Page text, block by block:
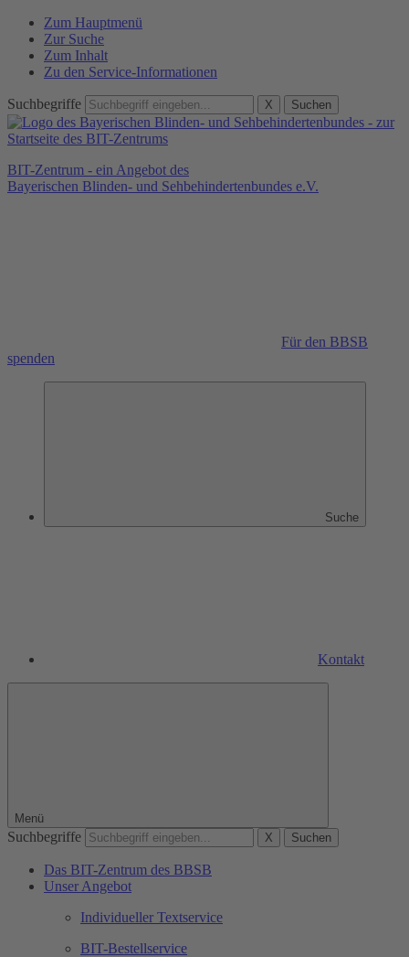
Zum Hauptmenü
Zur Suche
Zum Inhalt
Zu den Service-Informationen
Suchbegriffe X Suchen
BIT-Zentrum - ein Angebot des
Bayerischen Blinden- und Sehbehindertenbundes e.V.
Für den BBSB
spenden
Suche
Kontakt
Menü
Suchbegriffe X Suchen
Das BIT-Zentrum des BBSB
Unser Angebot
Individueller Textservice
BIT-Bestellservice